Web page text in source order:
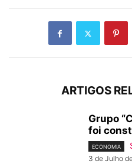
ARTIGOS
Grupo
foi
ECONOMIA
3 de Julho